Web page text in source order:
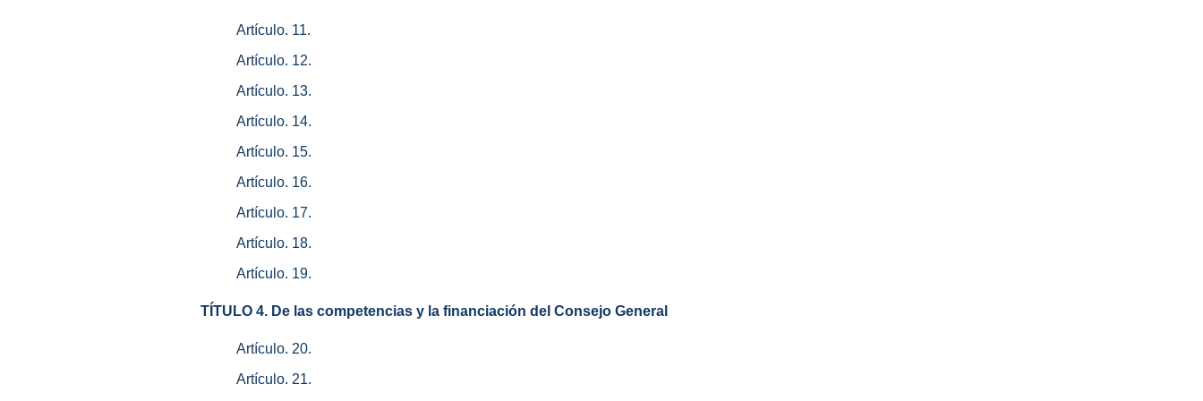
Artículo. 11.
Artículo. 12.
Artículo. 13.
Artículo. 14.
Artículo. 15.
Artículo. 16.
Artículo. 17.
Artículo. 18.
Artículo. 19.
TÍTULO 4. De las competencias y la financiación del Consejo General
Artículo. 20.
Artículo. 21.